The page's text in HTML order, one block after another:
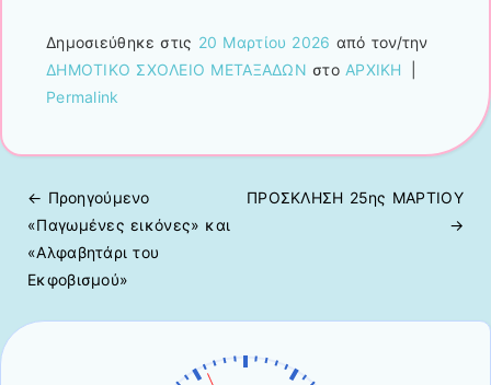
Δημοσιεύθηκε στις 20 Μαρτίου 2026 από τον/την
ΔΗΜΟΤΙΚΟ ΣΧΟΛΕΙΟ ΜΕΤΑΞΑΔΩΝ στο ΑΡΧΙΚΗ
Permalink
Πλοήγηση άρθρων
← Προηγούμενo
«Παγωμένες εικόνες» και
«Αλφαβητάρι του
Εκφοβισμού»
ΠΡΟΣΚΛΗΣΗ 25ης ΜΑΡΤΙΟΥ
→